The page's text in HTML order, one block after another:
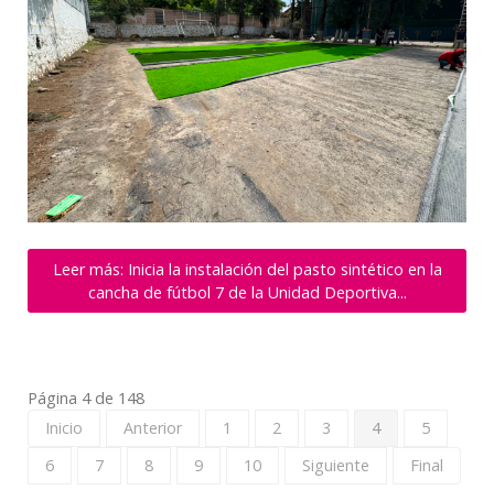
Leer más: Inicia la instalación del pasto sintético en la
cancha de fútbol 7 de la Unidad Deportiva...
Página 4 de 148
Inicio
Anterior 1 2 3 4
5
6
7 8 9 10 Siguiente Final